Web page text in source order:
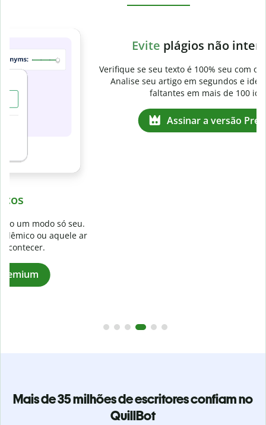
Verifique se seu texto é 100% seu com o Detector de plágio.
Analise seu artigo em segundos e identifique citações
Mais de 35 milhões de escritores confiam no
QuillBot